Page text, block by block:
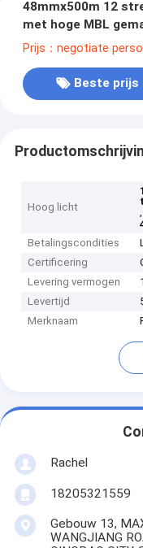
48mmx500m 12
met hoge MBL
Prijs：negotiate
Beste prijs
Hoog licht
,
Betalingscondities
Certificering
Levering vermogen
Levertijd
Merknaam
Rachel
18205321559
Gebouw 13,
WANGJIANG